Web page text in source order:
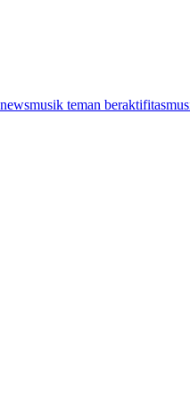
musik teman beraktifitas